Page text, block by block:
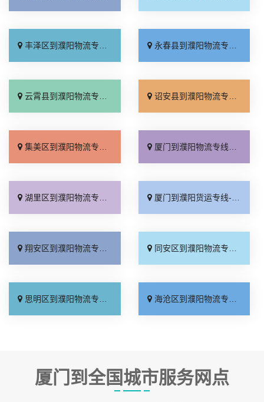
丰泽区到濮阳物流专线_全程定位「无需中转」 永春县到濮阳物流专线_定点发车「全程定位」
云霄县到濮阳物流专线_市县派送「价格透明」 诏安县到濮阳物流专线_价位合理「运费多少」
集美区到濮阳物流专线_托运放心「省事省心」 厦门到濮阳物流专线_几天到达「诚信经营」
湖里区到濮阳物流专线_高速快运「零担配货」 厦门到濮阳货运专线-厦门到濮阳物流公司_计费标准「限时必达」
翔安区到濮阳物流专线_门到门配送「诚信经营」 同安区到濮阳物流专线_多少一吨「门到门配送」
思明区到濮阳物流专线_资质齐全「送货上门」 海沧区到濮阳物流专线_市县派送「多年经验」
厦门到全国城市服务网点